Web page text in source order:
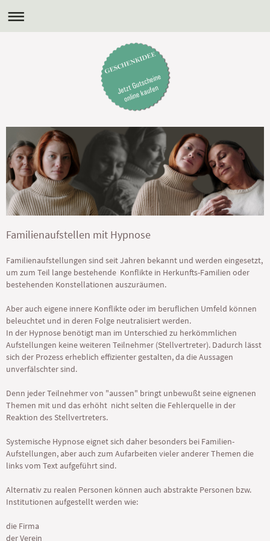
Familienaufstellen mit Hypnose
Familienaufstellungen sind seit Jahren bekannt und werden eingesetzt,
um zum Teil lange bestehende Konflikte in Herkunfts-Familien oder
bestehenden Konstellationen auszuräumen.
Aber auch eigene innere Konflikte oder im beruflichen Umfeld können
beleuchtet und in deren Folge neutralisiert werden.
In der Hypnose benötigt man im Unterschied zu herkömmlichen
Aufstellungen keine weiteren Teilnehmer (Stellvertreter). Dadurch lässt
sich der Prozess erheblich effizienter gestalten, da die Aussagen
unverfälschter sind.
Denn jeder Teilnehmer von "aussen" bringt unbewußt seine eignenen
Themen mit und das erhöht nicht selten die Fehlerquelle in der
Reaktion des Stellvertreters.
Systemische Hypnose eignet sich daher besonders bei Familien-
Aufstellungen, aber auch zum Aufarbeiten vieler anderer Themen die
links vom Text aufgeführt sind.
Alternativ zu realen Personen können auch abstrakte Personen bzw.
Institutionen aufgestellt werden wie:
die Firma
der Verein